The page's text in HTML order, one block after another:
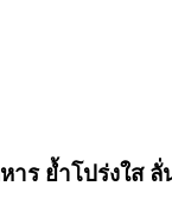
าร ย้ำโปร่งใส